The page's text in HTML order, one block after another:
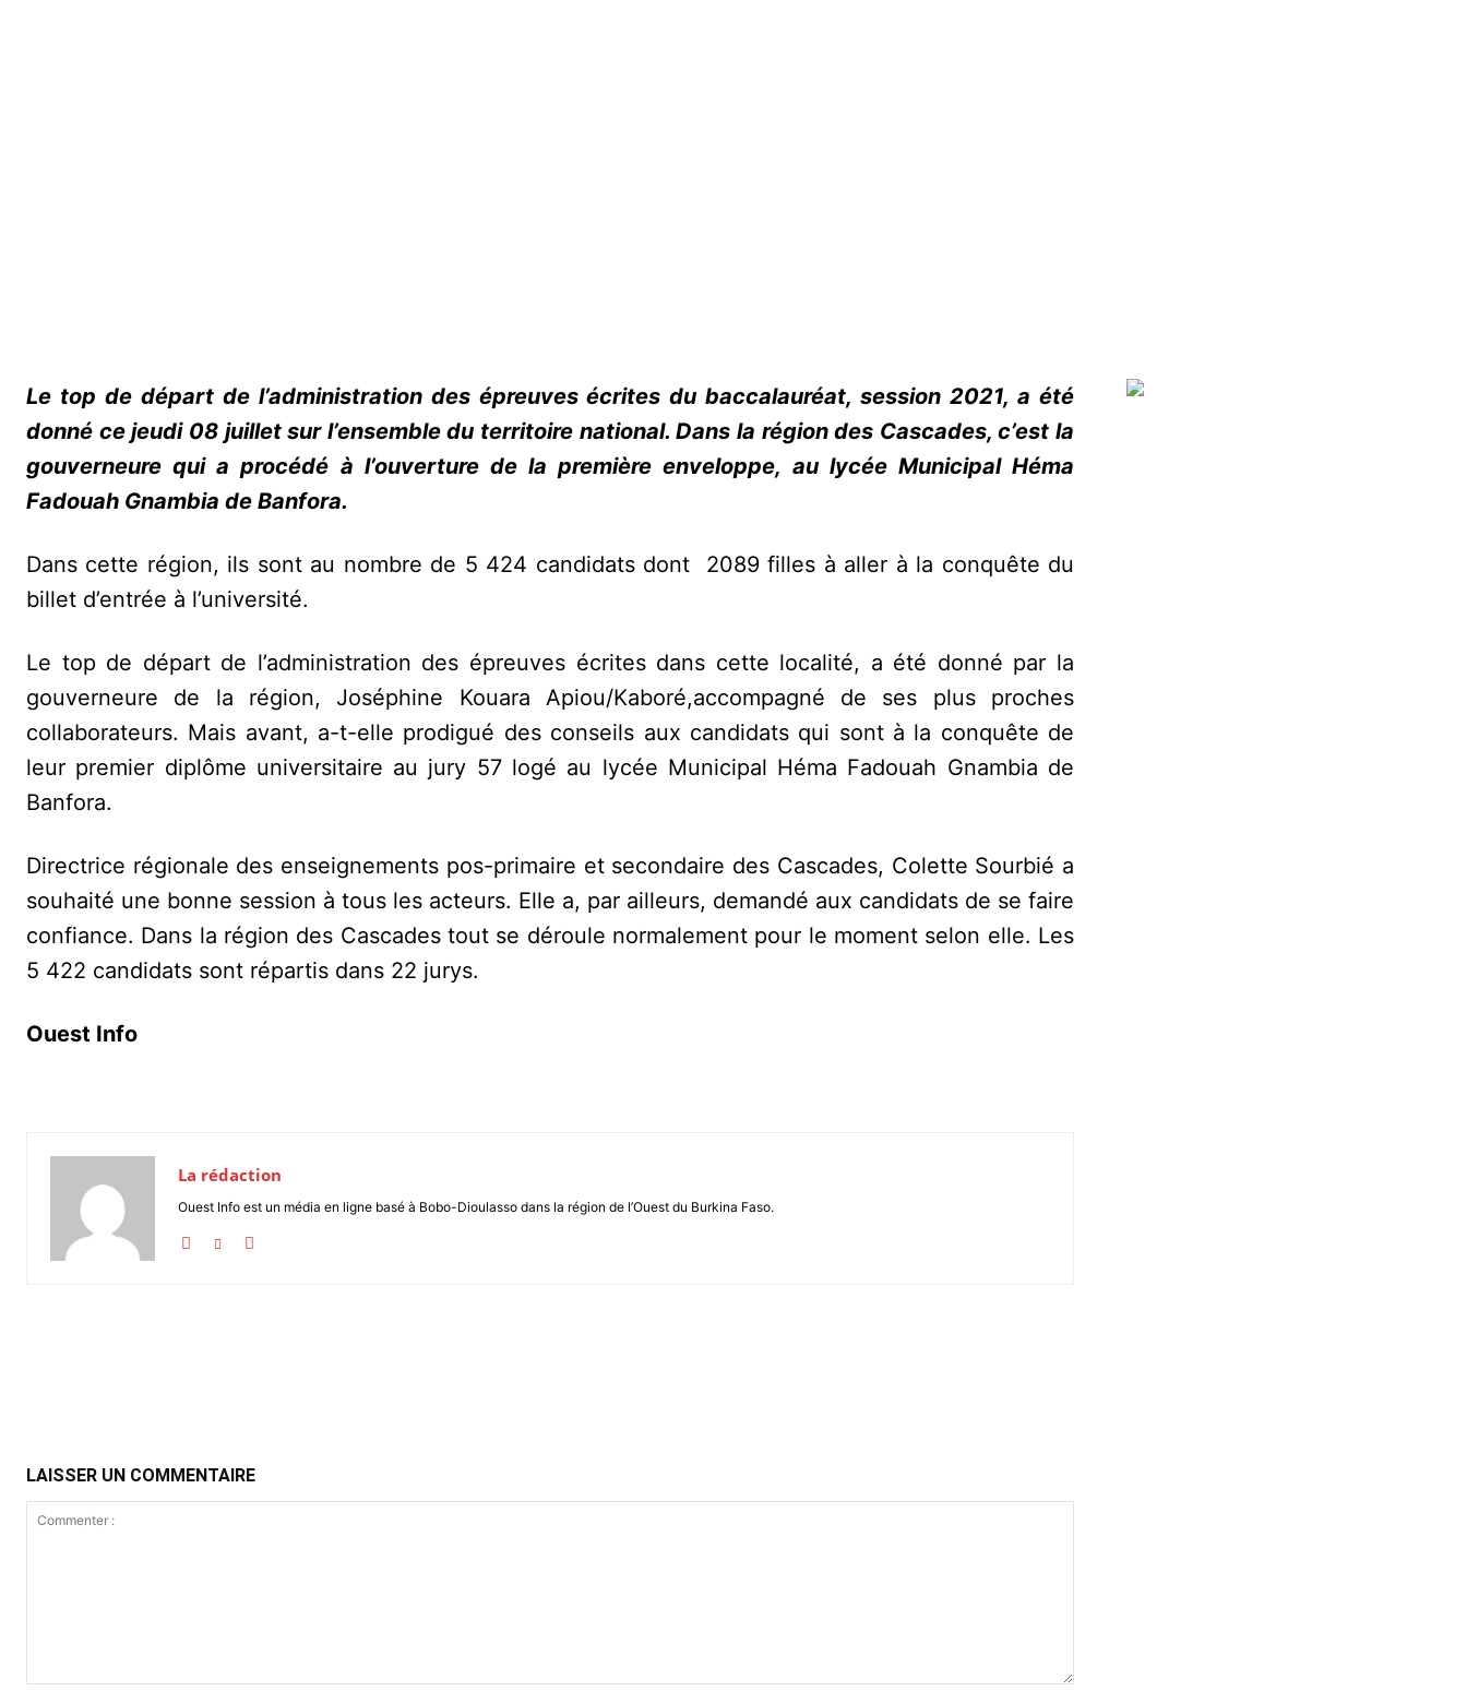
Le top de départ de l’administration des épreuves écrites du baccalauréat, session 2021, a été
donné ce jeudi 08 juillet sur l’ensemble du territoire national. Dans la région des Cascades, c’est la
gouverneure qui a procédé à l’ouverture de la première enveloppe, au lycée Municipal Héma
Fadouah Gnambia de Banfora.
Dans cette région, ils sont au nombre de 5 424 candidats dont 2089 filles à aller à la conquête du
billet d’entrée à l’université.
Le top de départ de l’administration des épreuves écrites dans cette localité, a été donné par la
gouverneure de la région, Joséphine Kouara Apiou/Kaboré,accompagné de ses plus proches
collaborateurs. Mais avant, a-t-elle prodigué des conseils aux candidats qui sont à la conquête de
leur premier diplôme universitaire au jury 57 logé au lycée Municipal Héma Fadouah Gnambia de
Banfora.
Directrice régionale des enseignements pos-primaire et secondaire des Cascades, Colette Sourbié a
souhaité une bonne session à tous les acteurs. Elle a, par ailleurs, demandé aux candidats de se faire
confiance. Dans la région des Cascades tout se déroule normalement pour le moment selon elle. Les
5 422 candidats sont répartis dans 22 jurys.
Ouest Info
La rédaction
Ouest Info est un média en ligne basé à Bobo-Dioulasso dans la région de l’Ouest du Burkina Faso.
LAISSER UN COMMENTAIRE